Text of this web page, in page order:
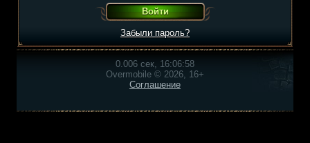
Забыли пароль?
0.006 сек, 16:06:58
Overmobile © 2026, 16+
Соглашение